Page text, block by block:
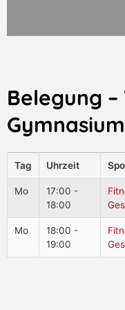
Belegung
Tag Uhrzeit
Mo
17:00 -
18:00
Mo
18:00 -
19:00